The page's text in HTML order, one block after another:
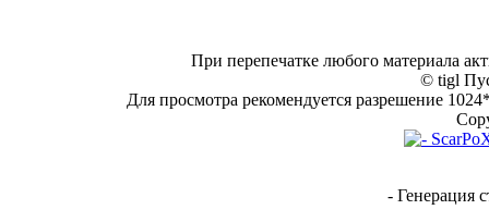
При перепечатке любого материала
© tigl
Для просмотра рекомендуется разрешение
- Генерация